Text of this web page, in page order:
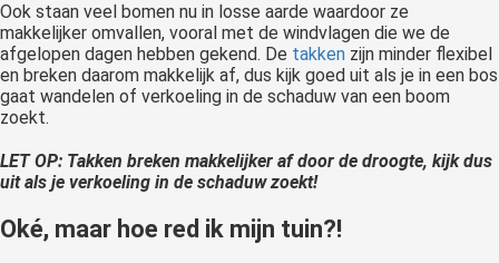
Ook staan veel bomen nu in losse aarde waardoor ze
makkelijker omvallen, vooral met de windvlagen die we de
afgelopen dagen hebben gekend. De takken zijn minder flexibel
en breken daarom makkelijk af, dus kijk goed uit als je in een bos
gaat wandelen of verkoeling in de schaduw van een boom
zoekt.
LET OP: Takken breken makkelijker af door de droogte, kijk dus
uit als je verkoeling in de schaduw zoekt!
Oké, maar hoe red ik mijn tuin?!